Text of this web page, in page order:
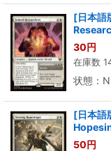
[日本語
30円
在庫数
状態：
[日本語
50円